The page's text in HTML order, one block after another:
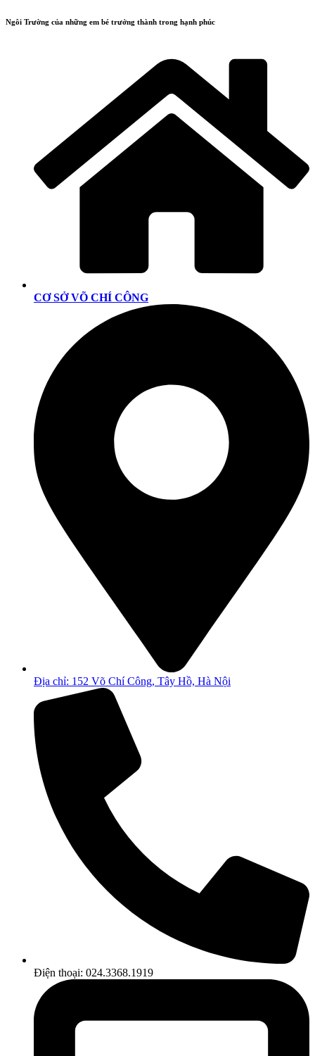
Ngôi Trường của những em bé trưởng thành trong hạnh phúc
CƠ SỞ VÕ CHÍ CÔNG
Địa chỉ: 152 Võ Chí Công, Tây Hồ, Hà Nội
Điện thoại: 024.3368.1919